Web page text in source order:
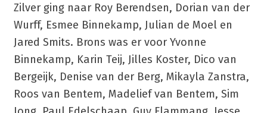
Zilver ging naar Roy Berendsen, Dorian van der
Wurff, Esmee Binnekamp, Julian de Moel en
Jared Smits. Brons was er voor Yvonne
Binnekamp, Karin Teij, Jilles Koster, Dico van
Bergeijk, Denise van der Berg, Mikayla Zanstra,
Roos van Bentem, Madelief van Bentem, Sim